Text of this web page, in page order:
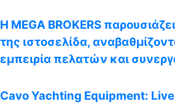
Η MEGA BROKERS
της ιστοσελίδα,
εμπειρία πελατών και
Cavo Yachting Equipment: